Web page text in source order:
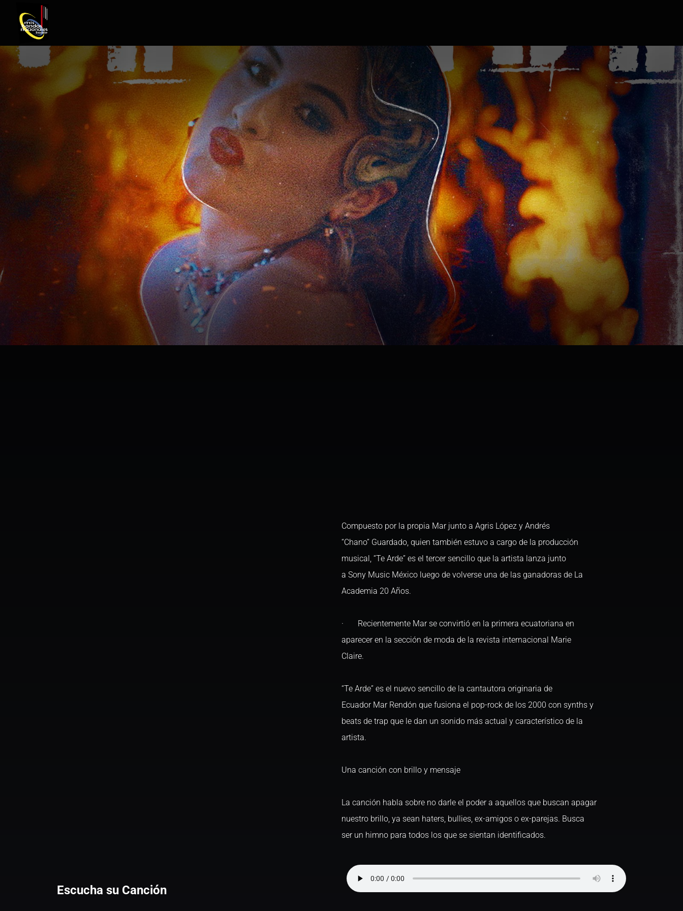
Compuesto por la propia Mar junto a Agris López y Andrés
“Chano” Guardado, quien también estuvo a cargo de la producción
musical, “Te Arde” es el tercer sencillo que la artista lanza junto
a Sony Music México luego de volverse una de las ganadoras de La
Academia 20 Años.
· Recientemente Mar se convirtió en la primera ecuatoriana en
aparecer en la sección de moda de la revista internacional Marie
Claire.
“Te Arde” es el nuevo sencillo de la cantautora originaria de
Ecuador Mar Rendón que fusiona el pop-rock de los 2000 con synths y
beats de trap que le dan un sonido más actual y característico de la
artista.
Una canción con brillo y mensaje
La canción habla sobre no darle el poder a aquellos que buscan apagar
nuestro brillo, ya sean haters, bullies, ex-amigos o ex-parejas. Busca
ser un himno para todos los que se sientan identificados.
Escucha su Canción